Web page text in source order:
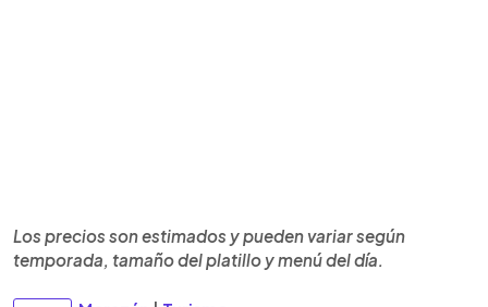
Los precios son estimados y pueden variar según
temporada, tamaño del platillo y menú del día.